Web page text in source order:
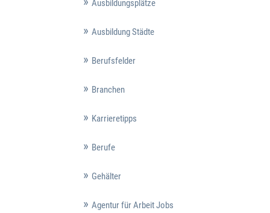
Ausbildungsplätze
Ausbildung Städte
Berufsfelder
Branchen
Karrieretipps
Berufe
Gehälter
Agentur für Arbeit Jobs